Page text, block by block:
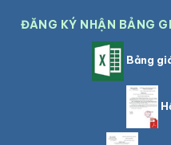
ĐĂNG KÝ NHẬN BẢNG
Bảng